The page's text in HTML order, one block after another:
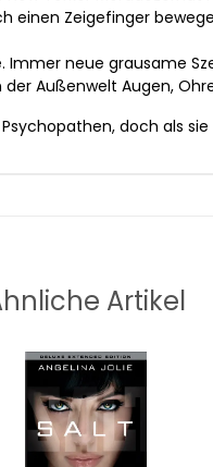
einen Zeigefinger
neue grausame
Außenwelt Augen,
doch als
Artikel